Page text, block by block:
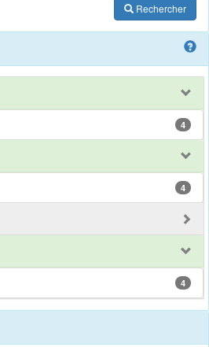
Rechercher
4
4
4